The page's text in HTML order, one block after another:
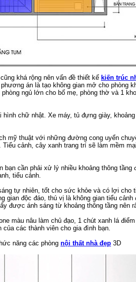
khá rộng nên vấn đề thiết kế kiến trúc
án là tạo không gian mở cho phòng
ngủ lớn cho bố mẹ, phòng thờ và 1
chữ nhật. Xe máy, tủ đựng giày,
mỹ thuật với những đường cong uyển
cảnh, cây xanh trang trí sẽ làm mềm
cần phải xử lý nhiều khoảng thông tầng
tiểu cảnh.
tự nhiên, tốt cho sức khỏe và có lợi cho
độc đáo, thú vị là không gian tiểu
được ánh sáng từ khoảng thông tầng nên
màu nâu làm chủ đạo, 1 chút xanh lá
các thành viên cho gia đình bạn.
năng các phòng nội thất nhà đẹp 3D